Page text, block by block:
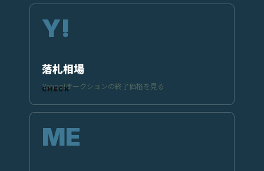
落札相場
Yahoo!オークションの終了価格を見る